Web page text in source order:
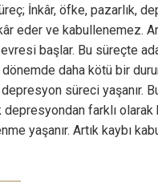
İnkâr, öfke, pazarlık,
eder ve kabullenemez.
başlar. Bu süreçte
dönemde daha kötü bir
depresyon süreci
farklı olarak
yaşanır. Artık kaybı